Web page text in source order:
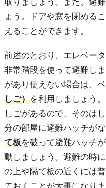
取りましょう。また、避
ょう。ドアや窓を閉める
えることができます。
前述のとおり、エレベー
非常階段を使って避難し
があり使えない場合は、
しご）を利用しましょう
しごがあるので、そのは
分の部屋に避難ハッチが
て板を破って避難ハッチ
動しましょう。避難の時
の上や隔て板の近くには
ておくことが大事になり